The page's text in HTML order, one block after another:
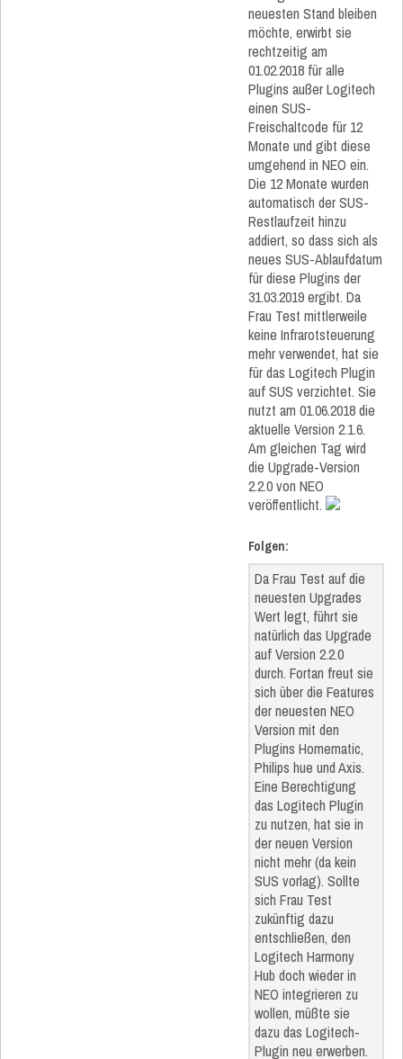
neuesten Stand bleiben
möchte, erwirbt sie
rechtzeitig am
01.02.2018 für alle
Plugins außer Logitech
einen SUS-
Freischaltcode für 12
Monate und gibt diese
umgehend in NEO ein.
Die 12 Monate wurden
automatisch der SUS-
Restlaufzeit hinzu
addiert, so dass sich als
neues SUS-Ablaufdatum
für diese Plugins der
31.03.2019 ergibt. Da
Frau Test mittlerweile
keine Infrarotsteuerung
mehr verwendet, hat sie
für das Logitech Plugin
auf SUS verzichtet. Sie
nutzt am 01.06.2018 die
aktuelle Version 2.1.6.
Am gleichen Tag wird
die Upgrade-Version
2.2.0 von NEO
veröffentlicht.
Folgen:
Da Frau Test auf die
neuesten Upgrades
Wert legt, führt sie
natürlich das Upgrade
auf Version 2.2.0
durch. Fortan freut sie
sich über die Features
der neuesten NEO
Version mit den
Plugins Homematic,
Philips hue und Axis.
Eine Berechtigung
das Logitech Plugin
zu nutzen, hat sie in
der neuen Version
nicht mehr (da kein
SUS vorlag). Sollte
sich Frau Test
zukünftig dazu
entschließen, den
Logitech Harmony
Hub doch wieder in
NEO integrieren zu
wollen, müßte sie
dazu das Logitech-
Plugin neu erwerben.